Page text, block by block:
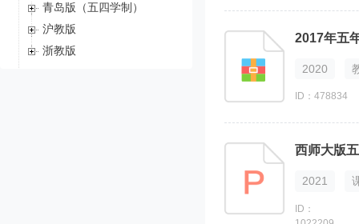
青岛版（五四学制）
沪教版
浙教版
2017年五
2020
ID：478834
西师大版
2021
ID：